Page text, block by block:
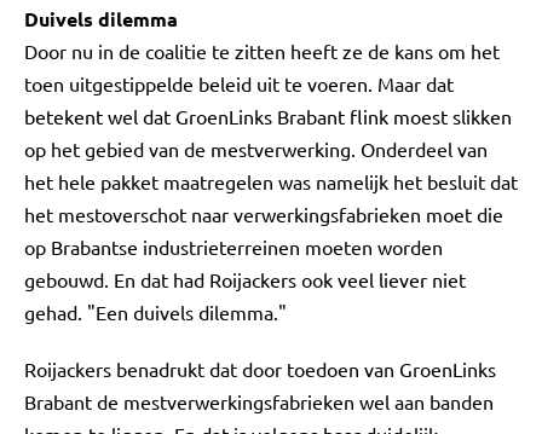
Duivels dilemma
Door nu in de coalitie te zitten heeft ze de kans om het
toen uitgestippelde beleid uit te voeren. Maar dat
betekent wel dat GroenLinks Brabant flink moest slikken
op het gebied van de mestverwerking. Onderdeel van
het hele pakket maatregelen was namelijk het besluit dat
het mestoverschot naar verwerkingsfabrieken moet die
op Brabantse industrieterreinen moeten worden
gebouwd. En dat had Roijackers ook veel liever niet
gehad. "Een duivels dilemma."
Roijackers benadrukt dat door toedoen van GroenLinks
Brabant de mestverwerkingsfabrieken wel aan banden